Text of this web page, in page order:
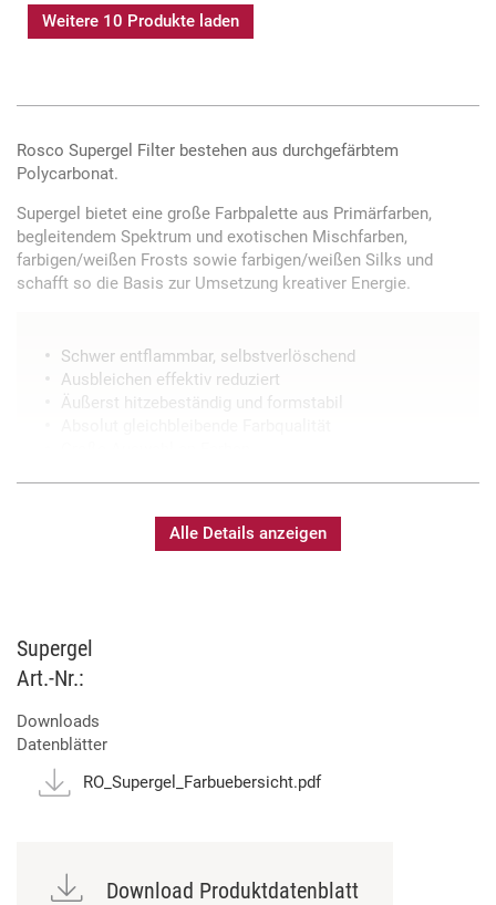
Weitere 10 Produkte laden
Rosco Supergel Filter bestehen aus durchgefärbtem
Polycarbonat.
Supergel bietet eine große Farbpalette aus Primärfarben,
begleitendem Spektrum und exotischen Mischfarben,
farbigen/weißen Frosts sowie farbigen/weißen Silks und
schafft so die Basis zur Umsetzung kreativer Energie.
Schwer entflammbar, selbstverlöschend
Ausbleichen effektiv reduziert
Äußerst hitzebeständig und formstabil
Alle Details anzeigen
Supergel
Art.-Nr.:
Downloads
Datenblätter
RO_Supergel_Farbuebersicht.pdf
Download Produktdatenblatt